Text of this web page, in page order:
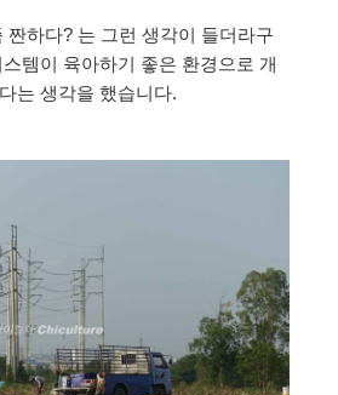
짠하다? 는 그런 생각이 들더라구
템이 육아하기 좋은 환경으로 개
는 생각을 했습니다.